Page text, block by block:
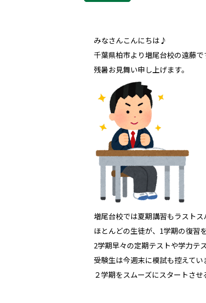
みなさんこんにちは♪
千葉県柏市より増尾台校の遠藤で
残暑お見舞い申し上げます。
増尾台校では夏期講習もラストス
ほとんどの生徒が、1学期の復習
2学期早々の定期テストや学力テ
受験生は今週末に模試も控えてい
２学期をスムーズにスタートさ